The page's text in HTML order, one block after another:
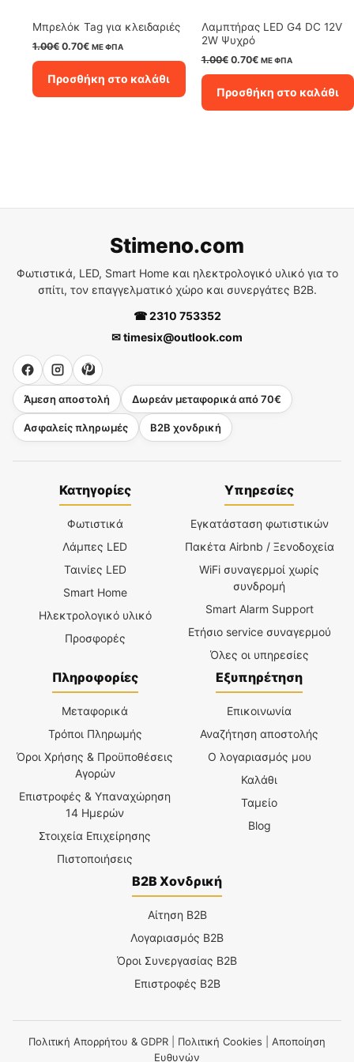
Μπρελόκ Tag για κλειδαριές
1.00€ Original
price
1.00€.
0.70€Η
τρέχουσα
είναι:
0.70€.
ΜΕ ΦΠΑ
Προσθήκη στο καλάθι
Λαμπτήρας LED G4 DC 12V
2W Ψυχρό
1.00€ Original
price
1.00€.
0.70€Η
τρέχουσα
είναι:
0.70€.
ΜΕ ΦΠΑ
Προσθήκη στο καλάθι
Stimeno.com
Φωτιστικά, LED, Smart Home και ηλεκτρολογικό υλικό για το
σπίτι, τον επαγγελματικό χώρο και συνεργάτες B2B.
☎ 2310 753352
✉ timesix@outlook.com
Άμεση αποστολή Δωρεάν μεταφορικά από 70€
Ασφαλείς πληρωμές B2B χονδρική
Κατηγορίες
Φωτιστικά
Λάμπες LED
Ταινίες LED
Smart Home
Ηλεκτρολογικό υλικό
Προσφορές
Υπηρεσίες
Εγκατάσταση φωτιστικών
Πακέτα Airbnb / Ξενοδοχεία
WiFi συναγερμοί χωρίς
συνδρομή
Smart Alarm Support
Ετήσιο service συναγερμού
Όλες οι υπηρεσίες
Πληροφορίες
Μεταφορικά
Τρόποι Πληρωμής
Όροι Χρήσης & Προϋποθέσεις
Αγορών
Επιστροφές & Υπαναχώρηση
14 Ημερών
Στοιχεία Επιχείρησης
Πιστοποιήσεις
Εξυπηρέτηση
Επικοινωνία
Αναζήτηση αποστολής
Ο λογαριασμός μου
Καλάθι
Ταμείο
Blog
B2B Χονδρική
Αίτηση B2B
Λογαριασμός B2B
Όροι Συνεργασίας B2B
Επιστροφές B2B
Πολιτική Απορρήτου & GDPR Πολιτική Cookies
Αποποίηση
Ευθυνών